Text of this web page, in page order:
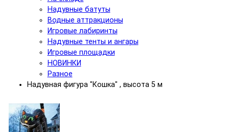
Надувные батуты
Водные аттракционы
Игровые лабиринты
Надувные тенты и ангары
Игровые площадки
НОВИНКИ
Разное
Надувная фигура "Кошка" , высота 5 м